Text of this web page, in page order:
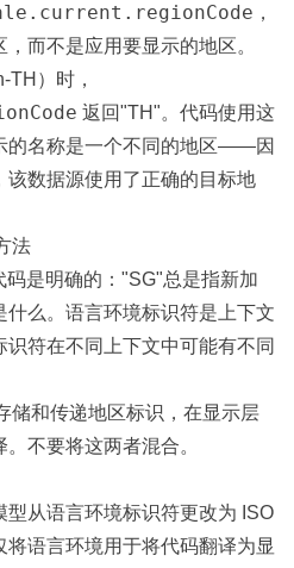
，
而不是应用要显示的地区。
TH）时，
返回"TH"。代码使用这
的名称是一个不同的地区——因
该数据源使用了正确的目标地
法
码是明确的："SG"总是指新加
么。语言环境标识符是上下文
符在不同上下文中可能有不同
储和传递地区标识，在显示层
不要将这两者混合。
从语言环境标识符更改为 ISO
语言环境用于将代码翻译为显